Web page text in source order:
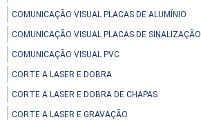
COMUNICAÇÃO VISUAL PLACAS DE ALUMÍNIO
COMUNICAÇÃO VISUAL PLACAS DE SINALIZAÇÃO
COMUNICAÇÃO VISUAL PVC
CORTE A LASER E DOBRA
CORTE A LASER E DOBRA DE CHAPAS
CORTE A LASER E GRAVAÇÃO